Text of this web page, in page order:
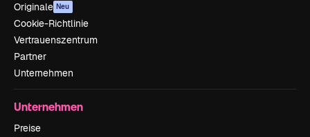
Originale Neu
Cookie-Richtlinie
Vertrauenszentrum
Partner
Unternehmen
Unternehmen
Preise